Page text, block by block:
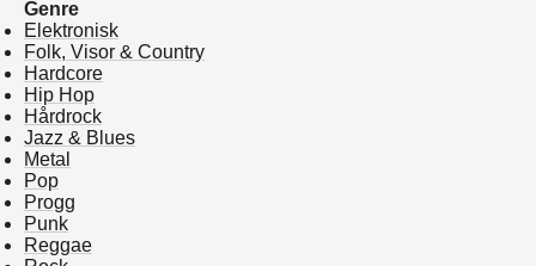
Genre
Elektronisk
Folk, Visor & Country
Hardcore
Hip Hop
Hårdrock
Jazz & Blues
Metal
Pop
Progg
Punk
Reggae